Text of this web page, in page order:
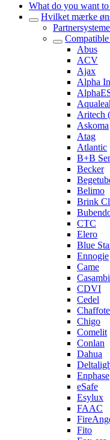
What do you want
Hvilket mærke
Compatible
Abus
ACV
Ajax
Alpha
Aritech
Askoma
Atag
Atlantic
B+B
Becker
Belimo
Brink
CTC
Elero
Blue
Ennogie
Came
Casambi
CDVI
Cedel
Chigo
Comelit
Conlan
Dahua
Enphase
eSafe
Esylux
FAAC
Fito